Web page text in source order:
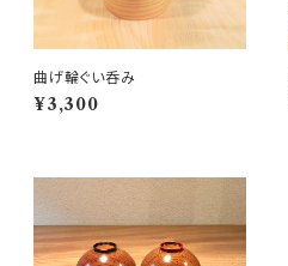
曲げ輪ぐい呑み
¥3,300